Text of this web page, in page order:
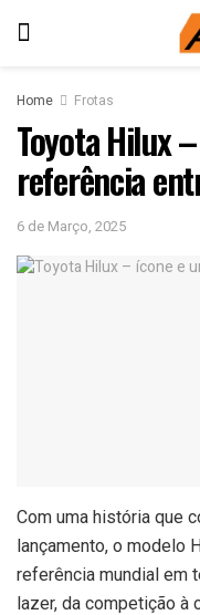
Home Frotas
Toyota Hilux
referência
6 de Março, 2025
Com uma história que
lançamento, o modelo
referência mundial em
lazer, da competição à